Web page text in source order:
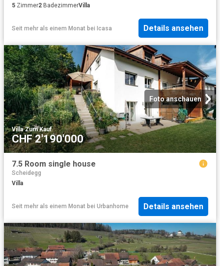
5 Zimmer2 BadezimmerVilla
Seit mehr als einem Monat bei Icasa Details ansehen
Foto anschauen
Villa·Zum Kauf
CHF 2'190'000
7.5 Room single house
Scheidegg
Villa
Seit mehr als einem Monat bei Urbanhome Details ansehen